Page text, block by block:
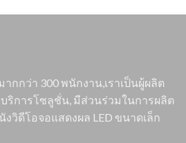
กกว่า 300 พนักงาน,เราเป็นผู้ผลิต
ริการโซลูชั่น, มีส่วนร่วมในการผลิต
งวิดีโอจอแสดงผล LED ขนาดเล็ก